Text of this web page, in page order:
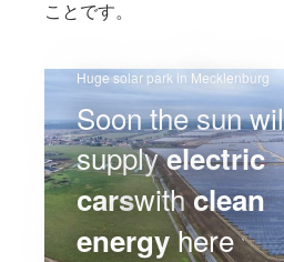
ことです。
Huge solar park in Mecklenburg
Soon the sun
supplyelectric
carswithclean
energyhere